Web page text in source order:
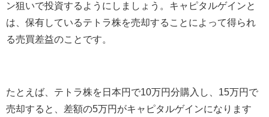
ン狙いで投資するようにしましょう。キャピタルゲインと
は、保有しているテトラ株を売却することによって得られ
る売買差益のことです。
たとえば、テトラ株を日本円で10万円分購入し、 15万円で
売却すると、差額の5万円がキャピタルゲインになります